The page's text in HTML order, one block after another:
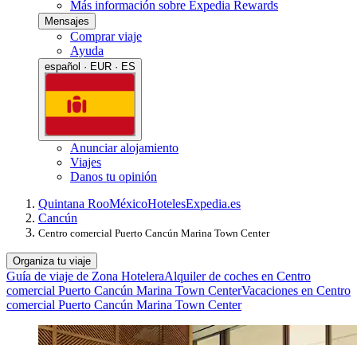
Más información sobre Expedia Rewards
Mensajes
Comprar viaje
Ayuda
español · EUR · ES
Anunciar alojamiento
Viajes
Danos tu opinión
Quintana RooMéxicoHotelesExpedia.es
Cancún
Centro comercial Puerto Cancún Marina Town Center
Organiza tu viaje
Guía de viaje de Zona HoteleraAlquiler de coches en Centro
comercial Puerto Cancún Marina Town CenterVacaciones en Centro
comercial Puerto Cancún Marina Town Center